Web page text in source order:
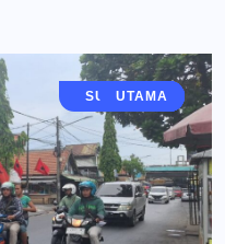
BERITA
JAWA TIMUR
POLITIK
SURABAYA
UTAMA